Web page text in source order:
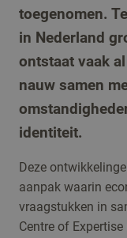
toegenomen.
in Nederland
ontstaat vaak
nauw samen
identiteit.
Deze
aanpak waarin
vraagstukken in
Centre of